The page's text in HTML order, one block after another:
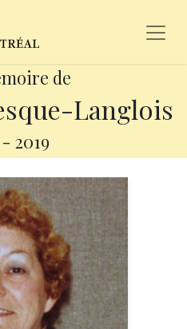
de
Langlois
- 2019